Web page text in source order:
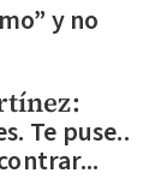
y no
Te puse..